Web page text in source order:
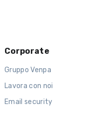
Corporate
Gruppo Venpa
Lavora con noi
Email security